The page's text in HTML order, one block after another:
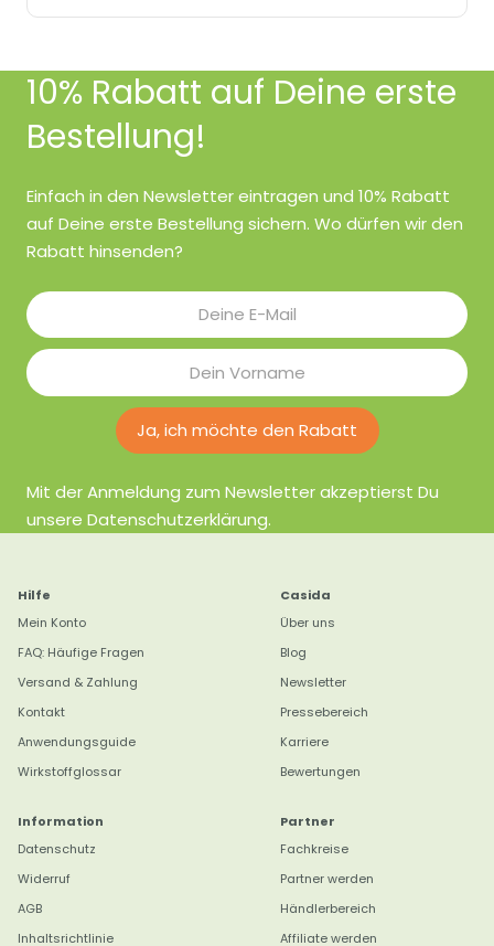
10% Rabatt auf Deine erste
Bestellung!
Einfach in den Newsletter eintragen und 10% Rabatt
auf Deine erste Bestellung sichern. Wo dürfen wir den
Rabatt hinsenden?
Ja, ich möchte den Rabatt
Mit der Anmeldung zum Newsletter akzeptierst Du
unsere Datenschutzerklärung.
Hilfe
Mein Konto
FAQ: Häufige Fragen
Versand & Zahlung
Kontakt
Anwendungsguide
Wirkstoffglossar
Casida
Über uns
Blog
Newsletter
Pressebereich
Karriere
Bewertungen
Information
Datenschutz
Widerruf
AGB
Inhaltsrichtlinie
Partner
Fachkreise
Partner werden
Händlerbereich
Affiliate werden